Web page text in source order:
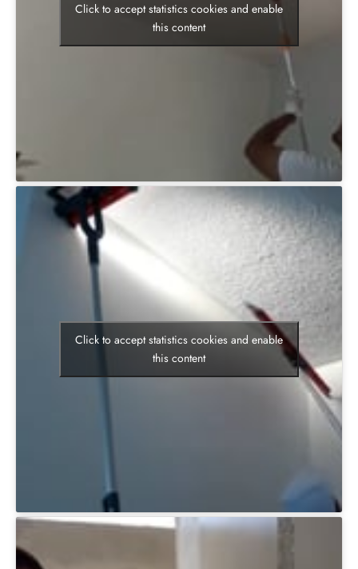
Click to accept statistics cookies and enable
this content
Click to accept statistics cookies and enable
this content